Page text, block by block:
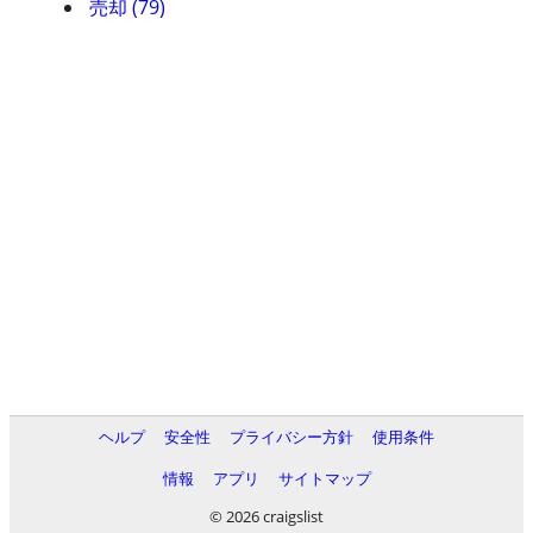
売却 (79)
ヘルプ 安全性 プライバシー方針
使用条件
情報
アプリ
サイトマップ
© 2026 craigslist